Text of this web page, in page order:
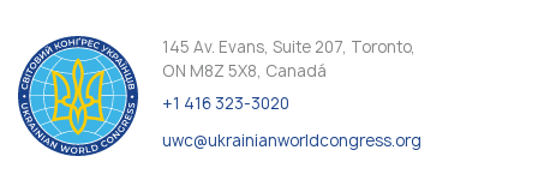
145 Av. Evans, Suite 207, Toronto,
ON M8Z 5X8, Canadá
+1 416 323-3020
uwc@ukrainianworldcongress.org